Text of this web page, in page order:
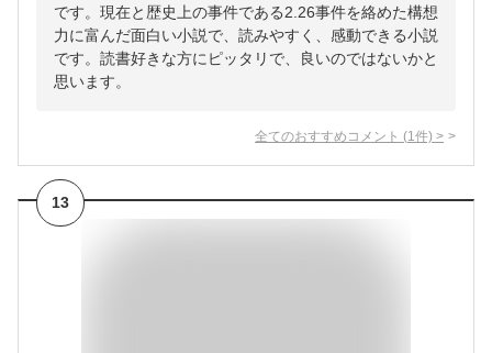
です。現在と歴史上の事件である2.26事件を絡めた構想
力に富んだ面白い小説で、読みやすく、感動できる小説
です。読書好きな方にピッタリで、良いのではないかと
思います。
全てのおすすめコメント (1 件) >
13